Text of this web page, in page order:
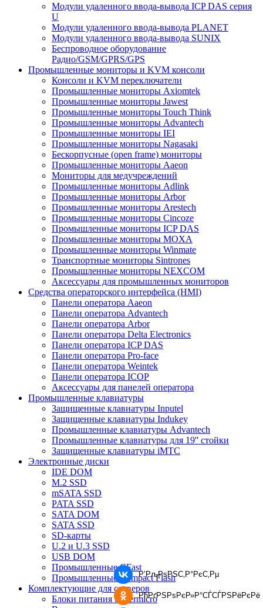
Модули удаленного ввода-вывода ICP DAS серия
U
Модули удаленного ввода-вывода PLANET
Модули удаленного ввода-вывода SUNIX
Беспроводное оборудование
Радио/GSM/GPRS/GPS
Промышленные мониторы и KVM консоли
Консоли и KVM переключатели
Промышленные мониторы Axiomtek
Промышленные мониторы Jawest
Промышленные мониторы Touch Think
Промышленные мониторы Advantech
Промышленные мониторы IEI
Промышленные мониторы Nagasaki
Бескорпусные (open frame) мониторы
Промышленные мониторы Aaeon
Мониторы для медучреждений
Промышленные мониторы Adlink
Промышленные мониторы Arbor
Промышленные мониторы Arestech
Промышленные мониторы Cincoze
Промышленные мониторы ICP DAS
Промышленные мониторы MOXA
Промышленные мониторы Winmate
Транспортные мониторы Sintrones
Промышленные мониторы NEXCOM
Аксессуары для промышленных мониторов
Средства операторского интерфейса (HMI)
Панели оператора Aaeon
Панели оператора Advantech
Панели оператора Arbor
Панели оператора Delta Electronics
Панели оператора ICP DAS
Панели оператора Pro-face
Панели оператора Weintek
Панели оператора ICOP
Аксессуары для панелей оператора
Промышленные клавиатуры
Защищенные клавиатуры Inputel
Защищенные клавиатуры Indukey
Промышленные клавиатуры Advantech
Промышленные клавиатуры для 19'' стойки
Защищенные клавиатуры iMTC
Электронные диски
IDE DOM
M.2 SSD
mSATA SSD
PATA SSD
SATA DOM
SATA SSD
SD-карты
U.2 и U.3 SSD
USB DOM
Промышленные CFast
Промышленные Compact Flash
Комплектующие для серверов
Блоки питания Supermicro
Р’РљРѕРЅС‚Р°РєС‚Рµ
РћРґРЅРѕРєР»Р°СЃСЃРЅРёРєРё